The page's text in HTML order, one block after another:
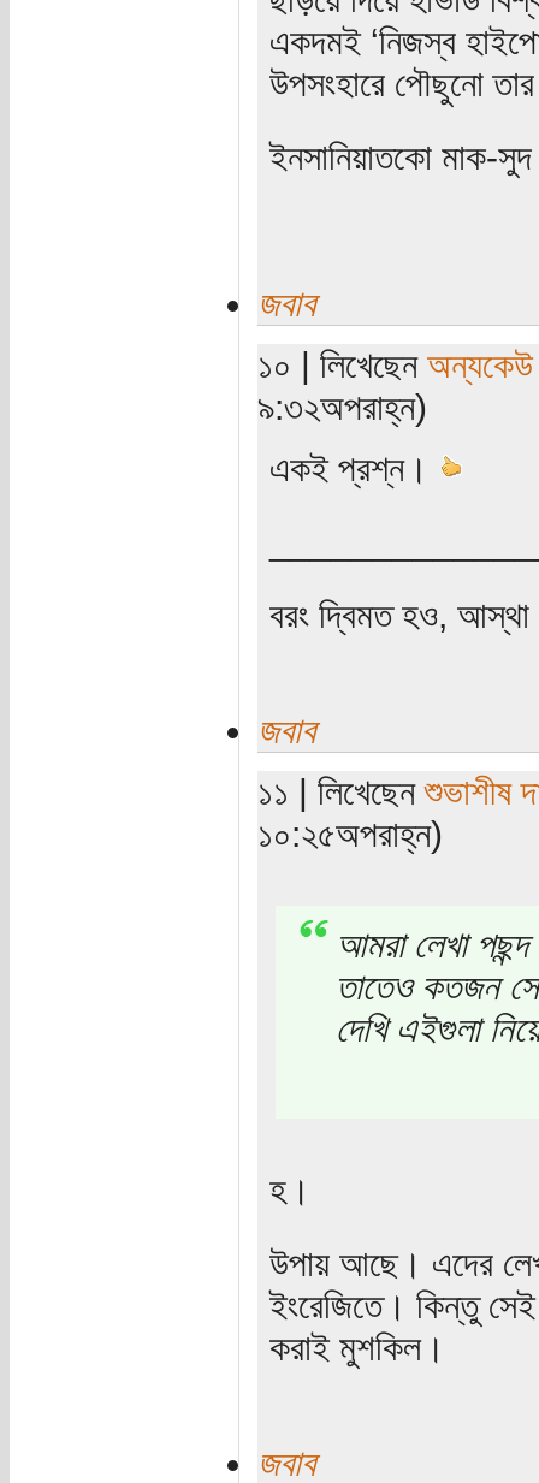
একদমই ‘নিজস্ব
উপসংহারে পৌছুনো
ইনসানিয়াতকো মাক-
জবাব
১০ | লিখেছেন অন্যকেউ
৯:৩২অপরাহ্ন)
একই প্রশ্ন।
বরং দ্বিমত হও, আস্থা
জবাব
১১ | লিখেছেনশুভাশীষ
১০:২৫অপরাহ্ন)
আমরা লেখা
তাতেও কতজন
দেখি এইগুলা
হ।
উপায় আছে। এদের
ইংরেজিতে। কিন্তু
করাই মুশকিল।
জবাব